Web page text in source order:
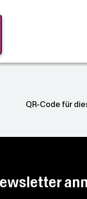
QR-Code für